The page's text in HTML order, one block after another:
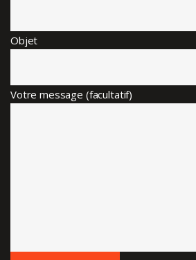
Objet
Votre message (facultatif)